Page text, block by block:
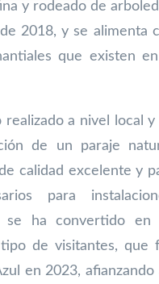
y rodeado de
2018, y se alimenta
que existen en
a nivel local y
de un paraje
calidad excelente y
para
se ha convertido en
de visitantes, que
en 2023, afianzando